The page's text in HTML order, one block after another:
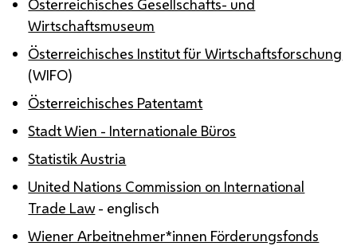
Wirtschaftsmuseum
Österreichisches Institut für Wirtschaftsforschung
(WIFO)
Österreichisches Patentamt
Stadt Wien - Internationale Büros
Statistik Austria
United Nations Commission on International
Trade Law - englisch
Wiener Arbeitnehmer*innen Förderungsfonds